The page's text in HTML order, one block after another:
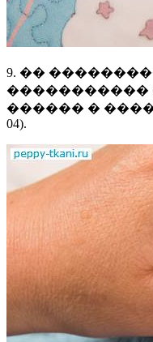
9. ��
�����������
������ �
04).